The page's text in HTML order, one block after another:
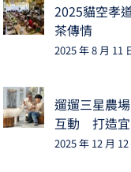
2025貓空孝
茶傳情
2025 年 8 月 11
遛遛三星農
互動 打造宜
2025 年 12 月 12